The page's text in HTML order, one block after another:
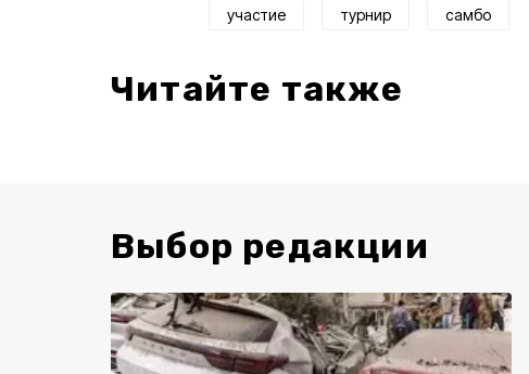
участие турнир самбо
Читайте также
Выбор редакции